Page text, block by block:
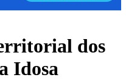
dos
Idosa